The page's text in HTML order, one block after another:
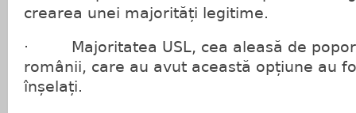
crearea unei majorități legitime.
· Majoritatea USL, cea aleasă de
românii, care au avut această opțiune au
înșelați.